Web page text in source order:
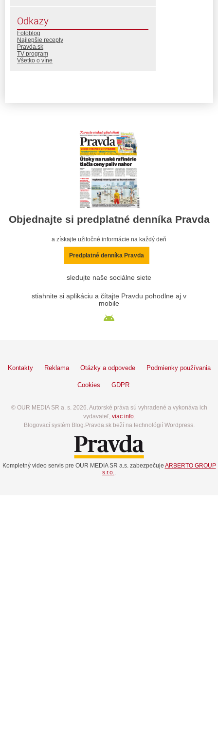
Odkazy
Fotoblog
Najlepšie recepty
Pravda.sk
TV program
Všetko o víne
Objednajte si predplatné denníka Pravda
a získajte užitočné informácie na každý deň
Predplatné denníka Pravda
sledujte naše sociálne siete
stiahnite si aplikáciu a čítajte Pravdu pohodlne aj v
mobile
Kontakty Reklama Otázky a odpovede Podmienky používania
Cookies GDPR
© OUR MEDIA SR a. s. 2026. Autorské práva sú vyhradené a vykonáva ich
vydavateľ, viac info.
Blogovací systém Blog.Pravda.sk beží na technológií Wordpress.
Kompletný video servis pre OUR MEDIA SR a.s. zabezpečuje ARBERTO GROUP
s.r.o..